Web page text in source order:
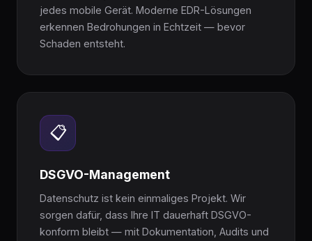
jedes mobile Gerät. Moderne EDR-Lösungen
erkennen Bedrohungen in Echtzeit — bevor
Schaden entsteht.
📋
DSGVO-Management
Datenschutz ist kein einmaliges Projekt. Wir
sorgen dafür, dass Ihre IT dauerhaft DSGVO-
konform bleibt — mit Dokumentation, Audits und